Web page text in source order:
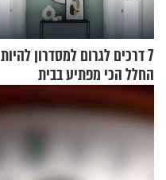
7 דרכים לגרום למסדרון להיות
החלל הכי מפתיע בבית